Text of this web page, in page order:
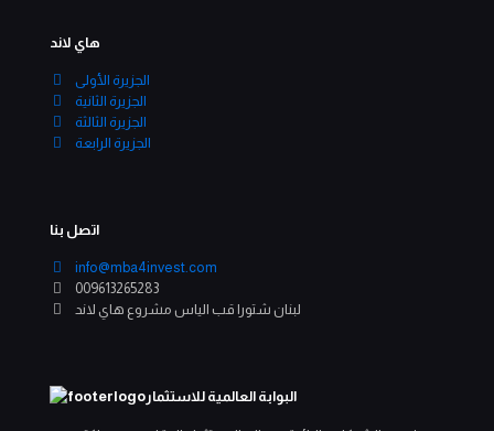
هاي لاند
الجزيرة الأولى
الجزيرة الثانية
الجزيرة الثالثة
الجزيرة الرابعة
اتصل بنا
info@mba4invest.com
009613265283
لبنان شتورا قب الياس مشروع هاي لاند
البوابة العالمية للاستثمار